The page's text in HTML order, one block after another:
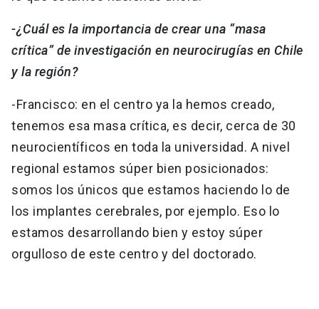
-¿Cuál es la importancia de crear una “masa
crítica” de investigación en neurocirugías en Chile
y la región?
-Francisco: en el centro ya la hemos creado,
tenemos esa masa crítica, es decir, cerca de 30
neurocientíficos en toda la universidad. A nivel
regional estamos súper bien posicionados:
somos los únicos que estamos haciendo lo de
los implantes cerebrales, por ejemplo. Eso lo
estamos desarrollando bien y estoy súper
orgulloso de este centro y del doctorado.